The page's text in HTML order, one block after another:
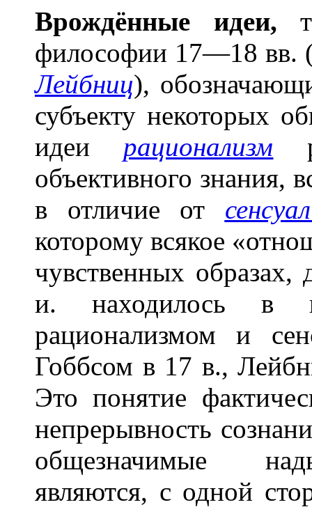
Врождённые идеи,
философии 17—18 вв.
Лейбниц),
субъекту некоторых
идеи рационализм
объективного знания,
в отличие от
которому всякое
чувственных
и. находилось в
рационализмом и
Гоббсом в 17 в.,
Это понятие
непрерывность
общезначимые
являются, с одной